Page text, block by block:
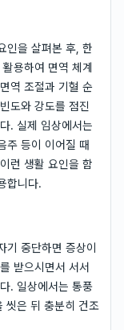
인을 살펴본 후, 한
용하여 면역 체계
역 조절과 기혈 순
도와 강도를 점진
. 실제 임상에서는
주 등이 이어질 때
런 생활 요인을 함
합니다.
기 중단하면 증상이
받으시면서 서서
. 일상에서는 통풍
씻은 뒤 충분히 건조